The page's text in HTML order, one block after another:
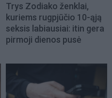
Trys Zodiako ženklai,
kuriems rugpjūčio 10-ąją
seksis labiausiai: itin gera
pirmoji dienos pusė